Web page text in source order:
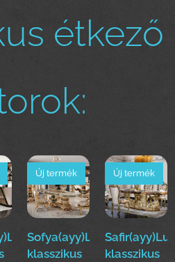
étkező
Sofya(ayy)Luxus
klasszikus
Új termék
klasszikus
Új termék